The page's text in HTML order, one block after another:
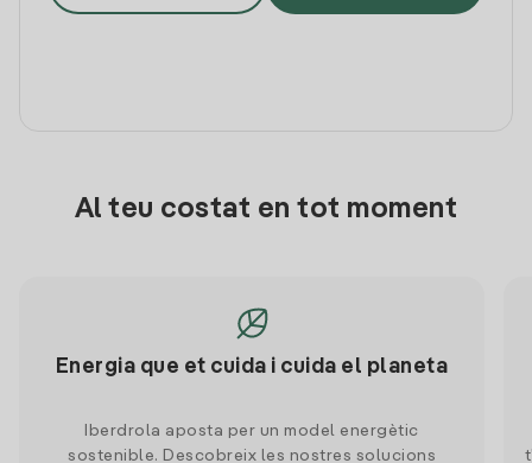
Al teu costat en tot moment
Energia que et cuida i cuida el planeta
Iberdrola aposta per un model energètic
sostenible. Descobreix les nostres solucions